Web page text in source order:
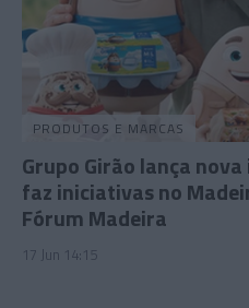
PRODUTOS E MARCAS
Grupo Girão lança
faz iniciativas no
Fórum Madeira
17 Jun 14:15